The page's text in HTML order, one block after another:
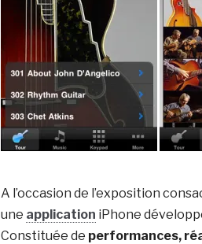
A l’occasion de l’exposition
une application iPhone
Constituée de performances,